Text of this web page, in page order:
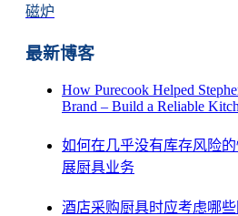
磁炉
最新博客
How Purecook Helped
Brand – Build a Reliable
如何在几乎没有库存风险
展厨具业务
酒店采购厨具时应考虑哪些